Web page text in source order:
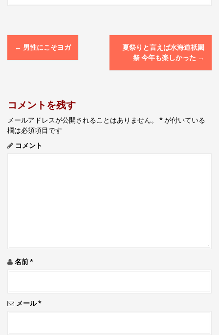
a
v
i
g
← 男性にこそヨガ
夏祭りと言えば水海道祇園
祭 今年も楽しかった →
コメントを残す
メールアドレスが公開されることはありません。 *が付いている
欄は必須項目です
コメント
名前*
メール*